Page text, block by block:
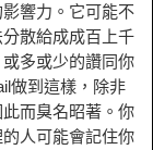
響力。它可能不
散給成成百上千
多或少的讚同你
做到這樣，除非
而臭名昭著。你
人可能會記住你